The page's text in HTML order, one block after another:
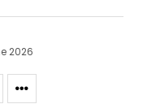
2026